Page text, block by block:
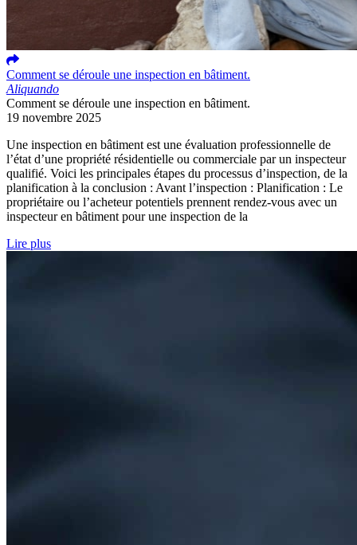
Comment se déroule une inspection en bâtiment.
Aliquando
Comment se déroule une inspection en bâtiment.
19 novembre 2025
Une inspection en bâtiment est une évaluation professionnelle de
l’état d’une propriété résidentielle ou commerciale par un inspecteur
qualifié. Voici les principales étapes du processus d’inspection, de la
planification à la conclusion : Avant l’inspection : Planification : Le
propriétaire ou l’acheteur potentiels prennent rendez-vous avec un
inspecteur en bâtiment pour une inspection de la
Lire plus